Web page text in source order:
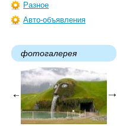
Разное
Авто-объявления
фотогалерея